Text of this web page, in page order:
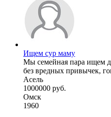
Ищем сур маму
Мы семейная пара ищем
без вредных привычек,
Асель
1000000 руб.
Омск
1960